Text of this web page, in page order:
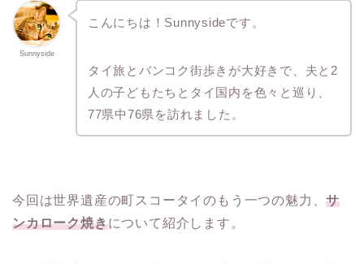
Sunnyside
こんにちは！Sunnysideです。
タイ旅とバンコク街歩きが大好きで、夫と2
人の子どもたちとタイ国内を色々と巡り、
77県中76県を訪れました。
今回は世界遺産の町スコータイのもう一つの魅力、サ
ンカローク焼きについて紹介します。